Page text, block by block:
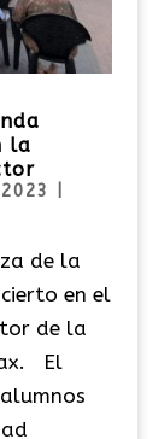
la
de la
en el
de la
El